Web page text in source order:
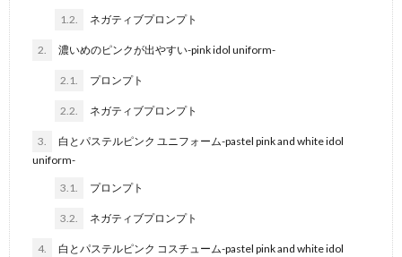
1.2. ネガティブプロンプト
2. 濃いめのピンクが出やすい-pink idol uniform-
2.1. プロンプト
2.2. ネガティブプロンプト
3.
白とパステルピンク ユニフォーム-pastel pink and white idol
uniform-
3.1. プロンプト
3.2. ネガティブプロンプト
4.
白とパステルピンク コスチューム-pastel pink and white idol